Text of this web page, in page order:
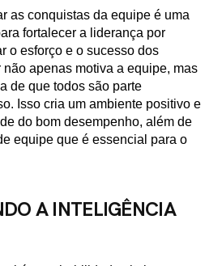
as conquistas da equipe é uma
fortalecer a liderança por
o esforço e o sucesso dos
apenas motiva a equipe, mas
de que todos são parte
Isso cria um ambiente positivo e
do bom desempenho, além de
equipe que é essencial para o
A INTELIGÊNCIA